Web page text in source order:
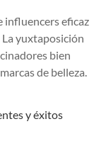
influencers eficaz
La yuxtaposición
bien
de belleza.
y éxitos